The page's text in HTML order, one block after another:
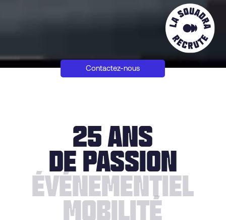
Contactez-nous
25 ANS
DE PASSION
éVéNEMENTIEL
MOBILITé